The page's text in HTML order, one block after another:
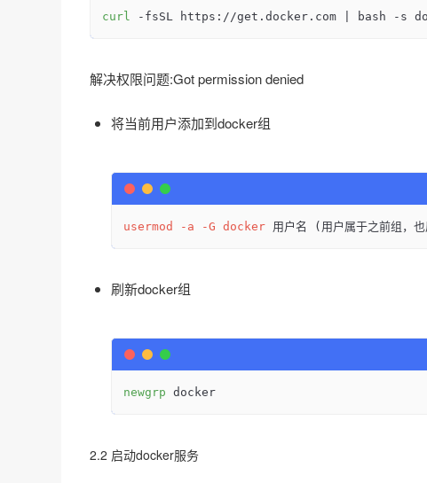
curl -fsSL https://get.docker.com | bash -s
解决权限问题:Got permission denied
将当前用户添加到docker组
usermod -a -G docker 用户名 (用户属于之前组，也
刷新docker组
newgrp docker
2.2 启动docker服务